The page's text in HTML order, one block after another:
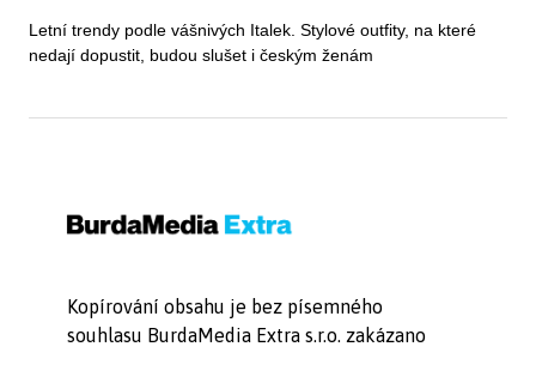
Letní trendy podle vášnivých Italek. Stylové outfity, na které
nedají dopustit, budou slušet i českým ženám
Kopírování obsahu je bez písemného
souhlasu BurdaMedia Extra s.r.o. zakázano